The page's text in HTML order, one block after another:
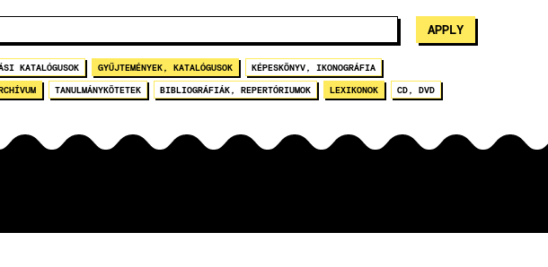
KATALÓGUSOK GYŰJTEMÉNYEK, KATALÓGUSOK KÉPESKÖNYV, IKONOGRÁFIA
TANULMÁNYKÖTETEK BIBLIOGRÁFIÁK, REPERTÓRIUMOK LEXIKONOK CD, DVD